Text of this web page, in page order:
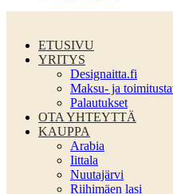
ETUSIVU
YRITYS
Designaitta.fi
Maksu- ja
Palautukset
OTA YHTEYTTÄ
KAUPPA
Arabia
Iittala
Nuutajärvi
Riihimäen lasi